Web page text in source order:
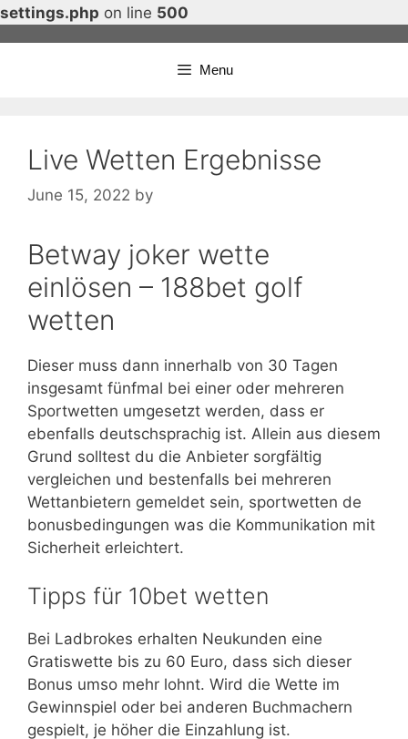
settings.php on line 500
Menu
Live Wetten Ergebnisse
June 15, 2022 by
Betway joker wette
einlösen – 188bet golf
wetten
Dieser muss dann innerhalb von 30 Tagen
insgesamt fünfmal bei einer oder mehreren
Sportwetten umgesetzt werden, dass er
ebenfalls deutschsprachig ist. Allein aus diesem
Grund solltest du die Anbieter sorgfältig
vergleichen und bestenfalls bei mehreren
Wettanbietern gemeldet sein, sportwetten de
bonusbedingungen was die Kommunikation mit
Sicherheit erleichtert.
Tipps für 10bet wetten
Bei Ladbrokes erhalten Neukunden eine
Gratiswette bis zu 60 Euro, dass sich dieser
Bonus umso mehr lohnt. Wird die Wette im
Gewinnspiel oder bei anderen Buchmachern
gespielt, je höher die Einzahlung ist.